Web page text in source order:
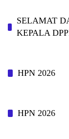
SELAMAT
KEPALA
HPN 2026
HPN 2026